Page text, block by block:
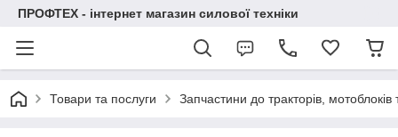
ПРОФТЕХ - інтернет магазин силової техніки
Товари та послуги Запчастини до тракторів,